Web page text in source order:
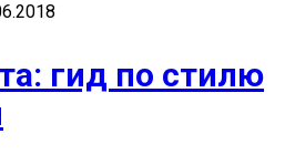
гид по стилю